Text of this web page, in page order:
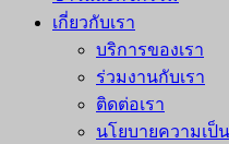
เกี่ยวกับเรา
บริการของเรา
ร่วมงานกับเรา
ติดต่อเรา
นโยบายความเป็